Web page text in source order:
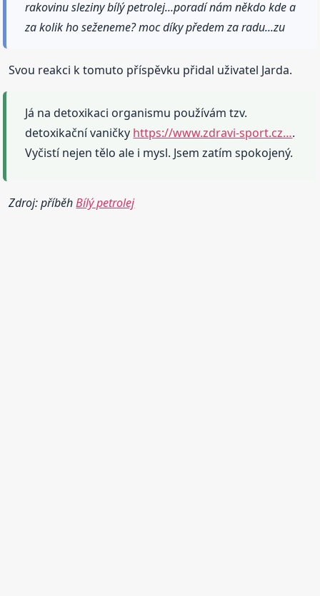
rakovinu sleziny bílý petrolej...poradí nám někdo kde a
za kolik ho seženeme? moc díky předem za radu...zu
Svou reakci k tomuto příspěvku přidal uživatel Jarda.
Já na detoxikaci organismu používám tzv.
detoxikační vaničky https://www.zdravi-sport.cz….
Vyčistí nejen tělo ale i mysl. Jsem zatím spokojený.
Zdroj: příběhBílý petrolej